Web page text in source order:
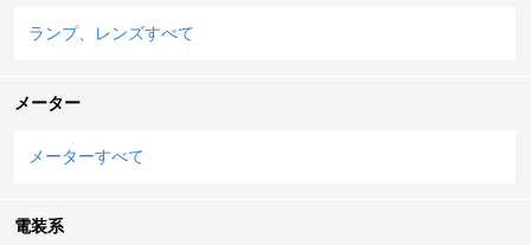
ランプ、レンズすべて
メーター
メーターすべて
電装系